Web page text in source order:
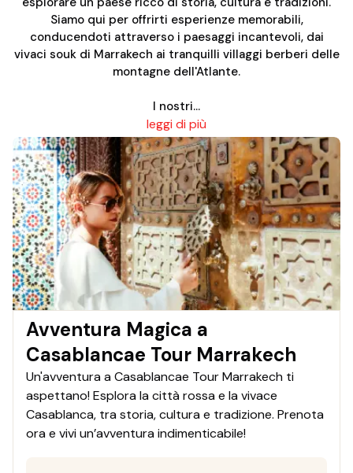
Siamo qui per offrirti esperienze memorabili,
conducendoti attraverso i paesaggi incantevoli, dai
vivaci souk di Marrakech ai tranquilli villaggi berberi delle
montagne dell'Atlante.
I nostri...
leggi di più
Avventura Magica a
Casablancae Tour Marrakech
Un'avventura a Casablancae Tour Marrakech ti
aspettano! Esplora la città rossa e la vivace
Casablanca, tra storia, cultura e tradizione. Prenota
ora e vivi un’avventura indimenticabile!